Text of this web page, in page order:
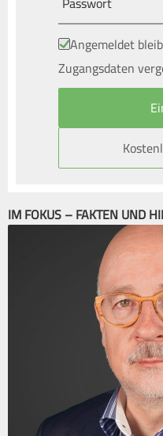
Angemeldet
Zugangsdaten
IM FOKUS – FAKTEN UND